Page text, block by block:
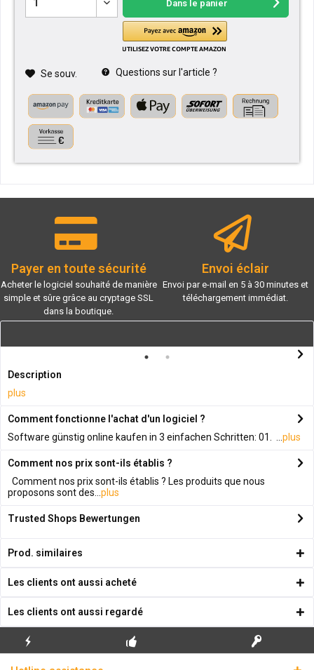
Dans le panier
Se souv. Questions sur l'article ?
Payer en toute sécurité
Acheter le logiciel souhaité de manière
simple et sûre grâce au cryptage SSL
dans la boutique.
Envoi éclair
Envoi par e-mail en 5 à 30 minutes et
téléchargement immédiat.
Description
plus
Comment fonctionne l'achat d'un logiciel ?
Software günstig online kaufen in 3 einfachen Schritten: 01. ... plus
Comment nos prix sont-ils établis ?
Comment nos prix sont-ils établis ? Les produits que nous
proposons sont des... plus
Trusted Shops Bewertungen
Prod. similaires
Les clients ont aussi acheté
Les clients ont aussi regardé